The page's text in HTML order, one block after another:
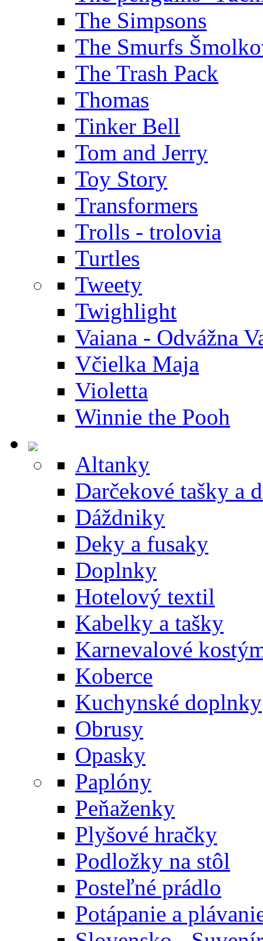
The Simpsons
The Smurfs
The Trash Pack
Thomas
Tinker Bell
Tom and Jerry
Toy Story
Transformers
Trolls - trolovia
Turtles
Tweety
Twighlight
Vaiana - Odvážna
Včielka Maja
Violetta
Winnie the Pooh
Altanky
Darčekové tašky a
Dáždniky
Deky a fusaky
Doplnky
Hotelový textil
Kabelky a tašky
Karnevalové
Koberce
Kuchynské doplnky
Obrusy
Opasky
Paplóny
Peňaženky
Plyšové hračky
Podložky na stôl
Posteľné prádlo
Potápanie a